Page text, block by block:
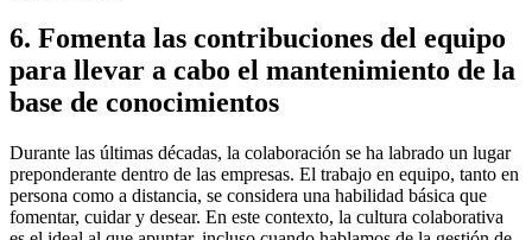
6. Fomenta las contribuciones del equipo
para llevar a cabo el mantenimiento de la
base de conocimientos
Durante las últimas décadas, la colaboración se ha labrado un lugar
preponderante dentro de las empresas. El trabajo en equipo, tanto en
persona como a distancia, se considera una habilidad básica que
fomentar, cuidar y desear. En este contexto, la cultura colaborativa